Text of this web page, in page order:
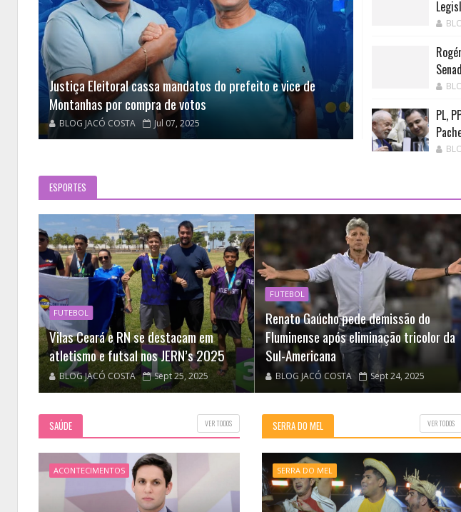
Justiça Eleitoral cassa mandatos do prefeito e vice de
Montanhas por compra de votos
BLOG JACÓ COSTA Jul 07, 2025
PL,
ESPORTES
FUTEBOL
Vilas Ceará e RN se destacam em
atletismo e futsal nos JERN’s 2025
BLOG JACÓ COSTA Sept 25, 2025
FUTEBOL
Renato Gaúcho pede demissão do
Fluminense após eliminação tricolor da
Sul-Americana
BLOG JACÓ COSTA Sept 24, 2025
SAÚDE VER TODOS
ACONTECIMENTOS
SERRA DO MEL VER TODOS
SERRA DO MEL